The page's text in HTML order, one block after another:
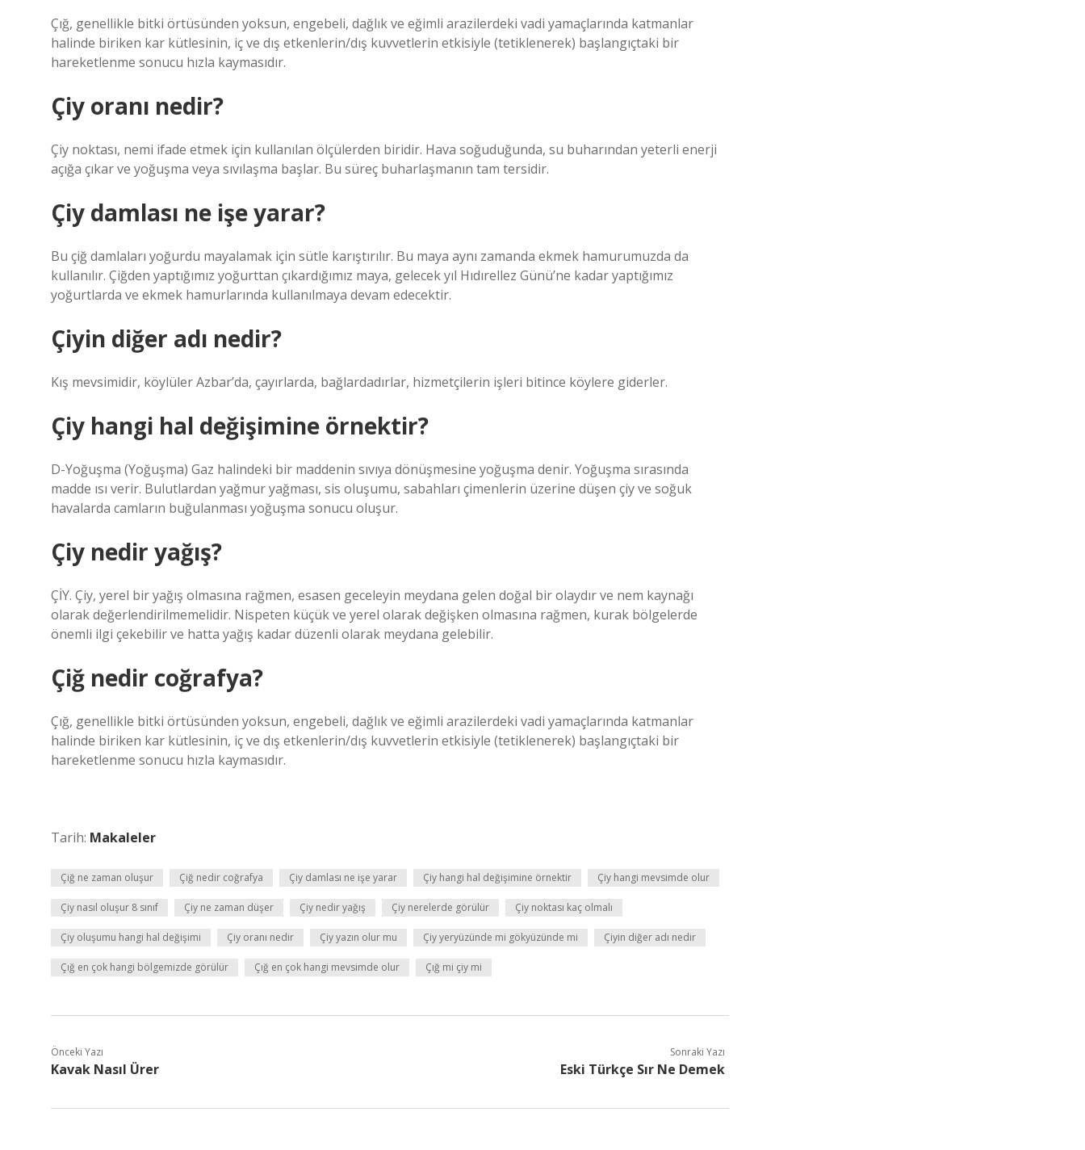
Çığ, genellikle bitki örtüsünden yoksun, engebeli, dağlık ve eğimli arazilerdeki vadi yamaçlarında katmanlar
halinde biriken kar kütlesinin, iç ve dış etkenlerin/dış kuvvetlerin etkisiyle (tetiklenerek) başlangıçtaki bir
hareketlenme sonucu hızla kaymasıdır.
Çiy oranı nedir?
Çiy noktası, nemi ifade etmek için kullanılan ölçülerden biridir. Hava soğuduğunda, su buharından yeterli enerji
açığa çıkar ve yoğuşma veya sıvılaşma başlar. Bu süreç buharlaşmanın tam tersidir.
Çiy damlası ne işe yarar?
Bu çiğ damlaları yoğurdu mayalamak için sütle karıştırılır. Bu maya aynı zamanda ekmek hamurumuzda da
kullanılır. Çiğden yaptığımız yoğurttan çıkardığımız maya, gelecek yıl Hıdırellez Günü’ne kadar yaptığımız
yoğurtlarda ve ekmek hamurlarında kullanılmaya devam edecektir.
Çiyin diğer adı nedir?
Kış mevsimidir, köylüler Azbar’da, çayırlarda, bağlardadırlar, hizmetçilerin işleri bitince köylere giderler.
Çiy hangi hal değişimine örnektir?
D-Yoğuşma (Yoğuşma) Gaz halindeki bir maddenin sıvıya dönüşmesine yoğuşma denir. Yoğuşma sırasında
madde ısı verir. Bulutlardan yağmur yağması, sis oluşumu, sabahları çimenlerin üzerine düşen çiy ve soğuk
havalarda camların buğulanması yoğuşma sonucu oluşur.
Çiy nedir yağış?
ÇİY. Çiy, yerel bir yağış olmasına rağmen, esasen geceleyin meydana gelen doğal bir olaydır ve nem kaynağı
olarak değerlendirilmemelidir. Nispeten küçük ve yerel olarak değişken olmasına rağmen, kurak bölgelerde
önemli ilgi çekebilir ve hatta yağış kadar düzenli olarak meydana gelebilir.
Çiğ nedir coğrafya?
Çığ, genellikle bitki örtüsünden yoksun, engebeli, dağlık ve eğimli arazilerdeki vadi yamaçlarında katmanlar
halinde biriken kar kütlesinin, iç ve dış etkenlerin/dış kuvvetlerin etkisiyle (tetiklenerek) başlangıçtaki bir
hareketlenme sonucu hızla kaymasıdır.
Tarih: Makaleler
Çiğ ne zaman oluşur Çiğ nedir coğrafya Çiy damlası ne işe yarar Çiy hangi hal değişimine örnektir Çiy hangi mevsimde olur
Çiy nasıl oluşur 8 sınıf Çiy ne zaman düşer Çiy nedir yağış Çiy nerelerde görülür Çiy noktası kaç olmalı
Çiy oluşumu hangi hal değişimi Çiy oranı nedir Çiy yazın olur mu Çiy yeryüzünde mi gökyüzünde mi Çiyin diğer adı nedir
Çığ en çok hangi bölgemizde görülür Çığ en çok hangi mevsimde olur Çığ mi çiy mi
Önceki Yazı
Kavak Nasıl Ürer
Sonraki Yazı
Eski Türkçe Sır Ne Demek